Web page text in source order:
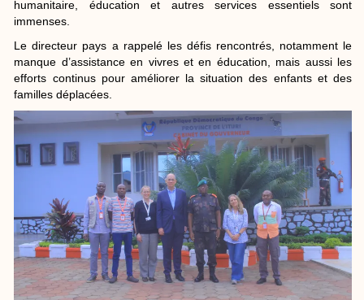
humanitaire, éducation et autres services essentiels sont
immenses.
Le directeur pays a rappelé les défis rencontrés, notamment le
manque d’assistance en vivres et en éducation, mais aussi les
efforts continus pour améliorer la situation des enfants et des
familles déplacées.